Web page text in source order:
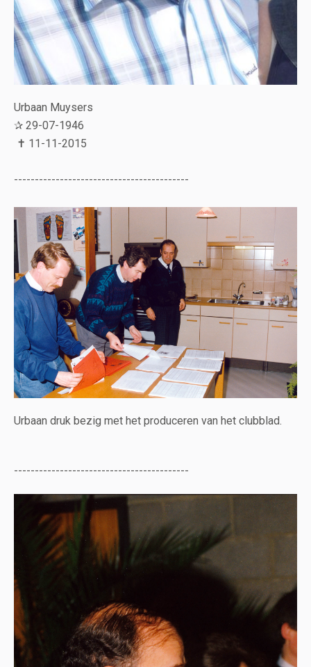
Urbaan Muysers
✰ 29-07-1946
✝ 11-11-2015
------------------------------------------
Urbaan druk bezig met het produceren van het clubblad.
------------------------------------------